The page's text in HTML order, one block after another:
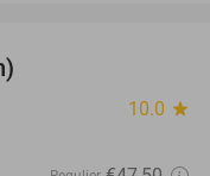
10.0 star